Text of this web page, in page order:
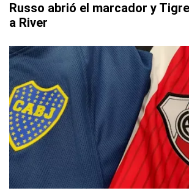
Russo abrió el marcador y
a River